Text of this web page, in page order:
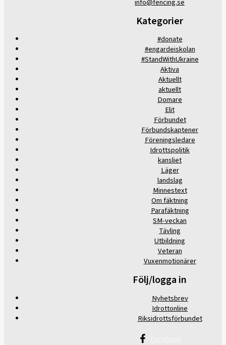
info@fencing.se
Kategorier
#donate
#engardeiskolan
#StandWithUkraine
Aktiva
Aktuellt
aktuellt
Domare
Elit
Förbundet
Förbundskaptener
Föreningsledare
Idrottspolitik
kansliet
Läger
landslag
Minnestext
Om fäktning
Parafäktning
SM-veckan
Tävling
Utbildning
Veteran
Vuxenmotionärer
Följ/logga in
Nyhetsbrev
Idrottonline
Riksidrottsförbundet